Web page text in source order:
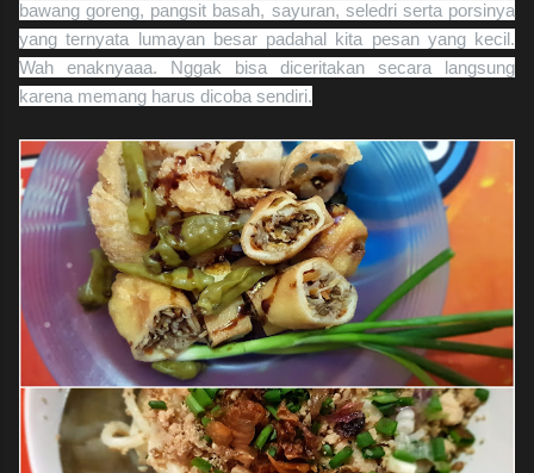
bawang goreng, pangsit basah, sayuran, seledri serta porsinya
yang ternyata lumayan besar padahal kita pesan yang kecil.
Wah enaknyaaa. Nggak bisa diceritakan secara langsung
karena memang harus dicoba sendiri.